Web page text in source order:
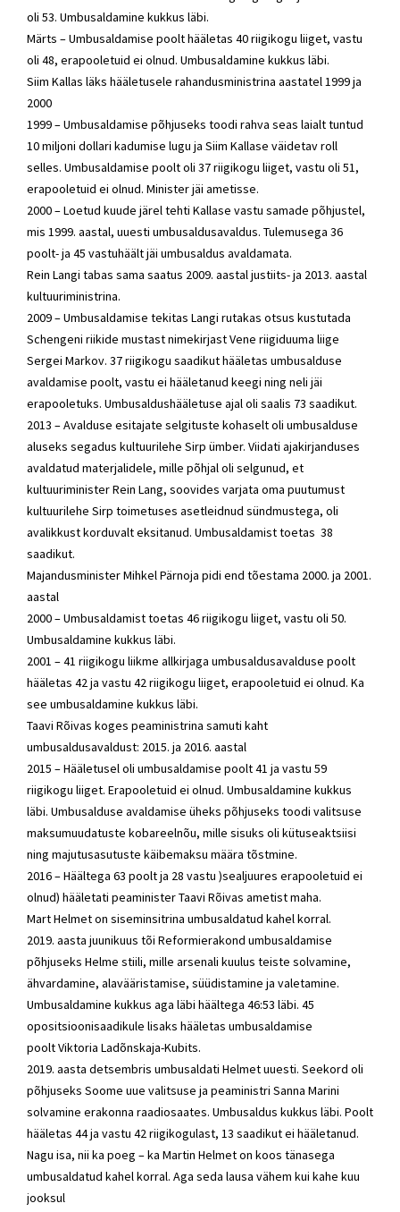
oli 53. Umbusaldamine kukkus läbi.
Märts – Umbusaldamise poolt hääletas 40 riigikogu liiget, vastu
oli 48, erapooletuid ei olnud. Umbusaldamine kukkus läbi.
Siim Kallas läks hääletusele rahandusministrina aastatel 1999 ja
2000
1999 – Umbusaldamise põhjuseks toodi rahva seas laialt tuntud
10 miljoni dollari kadumise lugu ja Siim Kallase väidetav roll
selles. Umbusaldamise poolt oli 37 riigikogu liiget, vastu oli 51,
erapooletuid ei olnud. Minister jäi ametisse.
2000 – Loetud kuude järel tehti Kallase vastu samade põhjustel,
mis 1999. aastal, uuesti umbusaldusavaldus. Tulemusega 36
poolt- ja 45 vastuhäält jäi umbusaldus avaldamata.
Rein Langi tabas sama saatus 2009. aastal justiits- ja 2013. aastal
kultuuriministrina.
2009 – Umbusaldamise tekitas Langi rutakas otsus kustutada
Schengeni riikide mustast nimekirjast Vene riigiduuma liige
Sergei Markov. 37 riigikogu saadikut hääletas umbusalduse
avaldamise poolt, vastu ei hääletanud keegi ning neli jäi
erapooletuks. Umbusaldushääletuse ajal oli saalis 73 saadikut.
2013 – Avalduse esitajate selgituste kohaselt oli umbusalduse
aluseks segadus kultuurilehe Sirp ümber. Viidati ajakirjanduses
avaldatud materjalidele, mille põhjal oli selgunud, et
kultuuriminister Rein Lang, soovides varjata oma puutumust
kultuurilehe Sirp toimetuses asetleidnud sündmustega, oli
avalikkust korduvalt eksitanud. Umbusaldamist toetas 38
saadikut.
Majandusminister Mihkel Pärnoja pidi end tõestama 2000. ja 2001.
aastal
2000 – Umbusaldamist toetas 46 riigikogu liiget, vastu oli 50.
Umbusaldamine kukkus läbi.
2001 – 41 riigikogu liikme allkirjaga umbusaldusavalduse poolt
hääletas 42 ja vastu 42 riigikogu liiget, erapooletuid ei olnud. Ka
see umbusaldamine kukkus läbi.
Taavi Rõivas koges peaministrina samuti kaht
umbusaldusavaldust: 2015. ja 2016. aastal
2015 – Hääletusel oli umbusaldamise poolt 41 ja vastu 59
riigikogu liiget. Erapooletuid ei olnud. Umbusaldamine kukkus
läbi. Umbusalduse avaldamise üheks põhjuseks toodi valitsuse
maksumuudatuste kobareelnõu, mille sisuks oli kütuseaktsiisi
ning majutusasutuste käibemaksu määra tõstmine.
2016 – Häältega 63 poolt ja 28 vastu )sealjuures erapooletuid ei
olnud) hääletati peaminister Taavi Rõivas ametist maha.
Mart Helmeton siseminsitrina umbusaldatud kahel korral.
2019. aasta juunikuus tõi Reformierakond umbusaldamise
põhjuseks Helme stiili, mille arsenali kuulus teiste solvamine,
ähvardamine, alavääristamise, süüdistamine ja valetamine.
Umbusaldamine kukkus aga läbi häältega 46:53 läbi. 45
opositsioonisaadikule lisaks hääletas umbusaldamise
pooltViktoria Ladõnskaja-Kubits.
2019. aasta detsembris umbusaldati Helmet uuesti. Seekord oli
põhjuseks Soome uue valitsuse ja peaministri Sanna Marini
solvamine erakonna raadiosaates. Umbusaldus kukkus läbi. Poolt
hääletas 44 ja vastu 42 riigikogulast, 13 saadikut ei hääletanud.
Nagu isa, nii ka poeg – ka Martin Helmeton koos tänasega
umbusaldatud kahel korral. Aga seda lausa vähem kui kahe kuu
jooksul